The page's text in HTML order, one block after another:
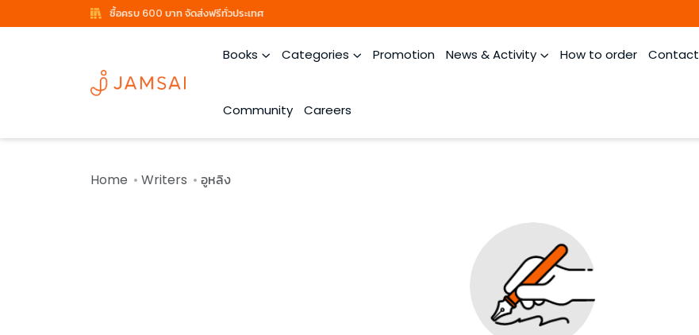
ซื้อครบ 600 บาท จัดส่งฟรีทั่วประเทศ
Books Categories Promotion News & Activity How to order Contact
Community Careers
Home Writers อูหลิง